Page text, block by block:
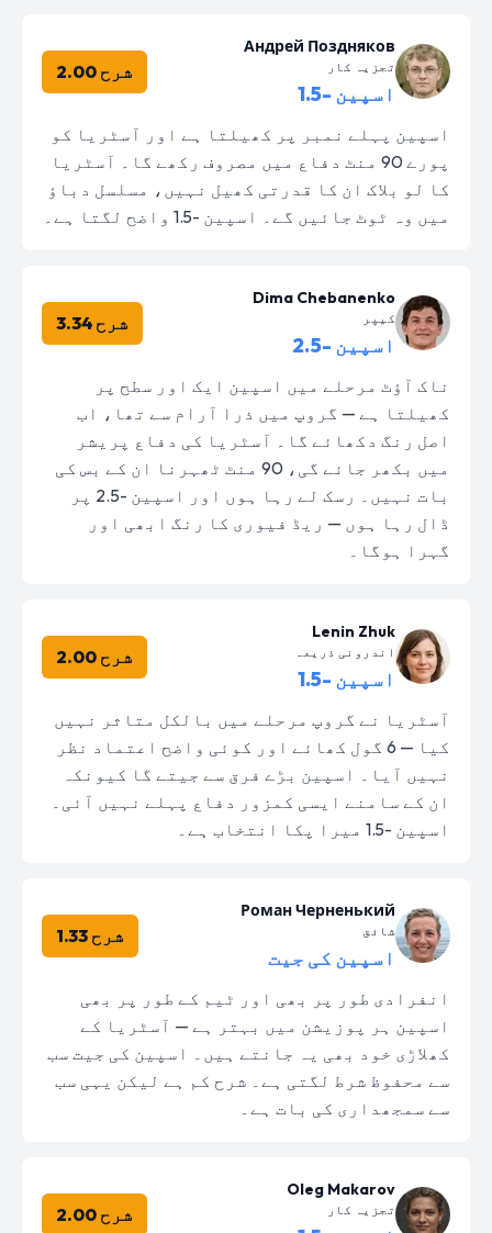
Андрей Поздняков
تجزیہ کار
اسپین -1.5
شرح 2.00
اسپین پہلے نمبر پر کھیلتا ہے اور آسٹریا کو
پورے 90 منٹ دفاع میں مصروف رکھے گا۔ آسٹریا
کا لو بلاک ان کا قدرتی کھیل نہیں، مسلسل دباؤ
میں وہ ٹوٹ جائیں گے۔ اسپین -1.5 واضح لگتا ہے۔
Dima Chebanenko
کیپر
اسپین -2.5
شرح 3.34
ناک آؤٹ مرحلے میں اسپین ایک اور سطح پر
کھیلتا ہے — گروپ میں ذرا آرام سے تھا، اب
اصل رنگ دکھائے گا۔ آسٹریا کی دفاع پریشر
میں بکھر جائے گی، 90 منٹ ٹھہرنا ان کے بس کی
بات نہیں۔ رسک لے رہا ہوں اور اسپین -2.5 پر
ڈال رہا ہوں — ریڈ فیوری کا رنگ ابھی اور
گہرا ہوگا۔
Lenin Zhuk
اندرونی ذریعہ
اسپین -1.5
شرح 2.00
آسٹریا نے گروپ مرحلے میں بالکل متاثر نہیں
کیا — 6 گول کھائے اور کوئی واضح اعتماد نظر
نہیں آیا۔ اسپین بڑے فرق سے جیتے گا کیونکہ
ان کے سامنے ایسی کمزور دفاع پہلے نہیں آئی۔
اسپین -1.5 میرا پکا انتخاب ہے۔
Роман Черненький
شائق
اسپین کی جیت
شرح 1.33
انفرادی طور پر بھی اور ٹیم کے طور پر بھی
اسپین ہر پوزیشن میں بہتر ہے — آسٹریا کے
کھلاڑی خود بھی یہ جانتے ہیں۔ اسپین کی جیت سب
سے محفوظ شرط لگتی ہے۔ شرح کم ہے لیکن یہی سب
سے سمجھداری کی بات ہے۔
Oleg Makarov
تجزیہ کار شرح 2.00